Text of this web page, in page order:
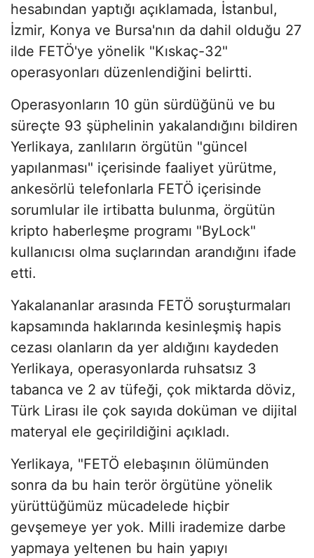
hesabından yaptığı açıklamada, İstanbul,
İzmir, Konya ve Bursa'nın da dahil olduğu 27
ilde FETÖ'ye yönelik "Kıskaç-32"
operasyonları düzenlendiğini belirtti.
Operasyonların 10 gün sürdüğünü ve bu
süreçte 93 şüphelinin yakalandığını bildiren
Yerlikaya, zanlıların örgütün "güncel
yapılanması" içerisinde faaliyet yürütme,
ankesörlü telefonlarla FETÖ içerisinde
sorumlular ile irtibatta bulunma, örgütün
kripto haberleşme programı "ByLock"
kullanıcısı olma suçlarından arandığını ifade
etti.
Yakalananlar arasında FETÖ soruşturmaları
kapsamında haklarında kesinleşmiş hapis
cezası olanların da yer aldığını kaydeden
Yerlikaya, operasyonlarda ruhsatsız 3
tabanca ve 2 av tüfeği, çok miktarda döviz,
Türk Lirası ile çok sayıda doküman ve dijital
materyal ele geçirildiğini açıkladı.
Yerlikaya, "FETÖ elebaşının ölümünden
sonra da bu hain terör örgütüne yönelik
yürüttüğümüz mücadelede hiçbir
gevşemeye yer yok. Milli irademize darbe
yapmaya yeltenen bu hain yapıyı